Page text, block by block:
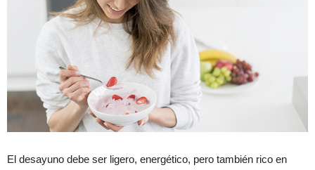
El desayuno debe ser ligero, energético, pero también rico en